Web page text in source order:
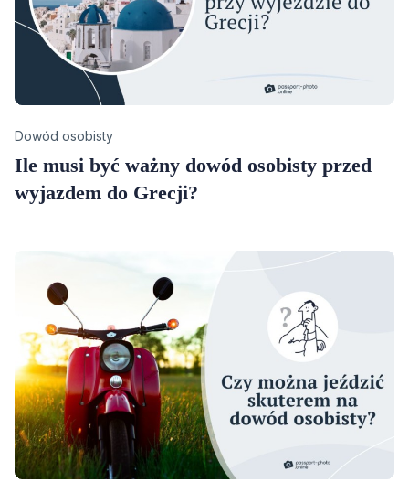
Category
Dowód osobisty
Ile musi być ważny dowód osobisty przed
wyjazdem do Grecji?